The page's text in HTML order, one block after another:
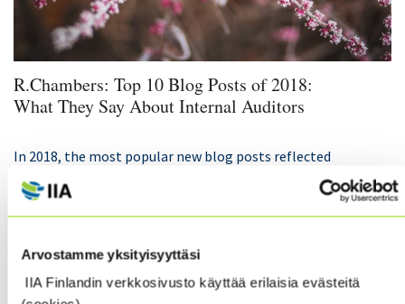
Arvostamme yksityisyyttäsi
IIA Finlandin verkkosivusto käyttää erilaisia evästeitä
R.Chambers: Top 10 Blog Posts of 2018:
What They Say About Internal Auditors
In 2018, the most popular new blog posts reflected
that internal audit practitioners remain hungry for
practical advice. The most-read also included
important lessons learned from current events. Some
Writing an Impactful Audit Report: 6 Tips for Being